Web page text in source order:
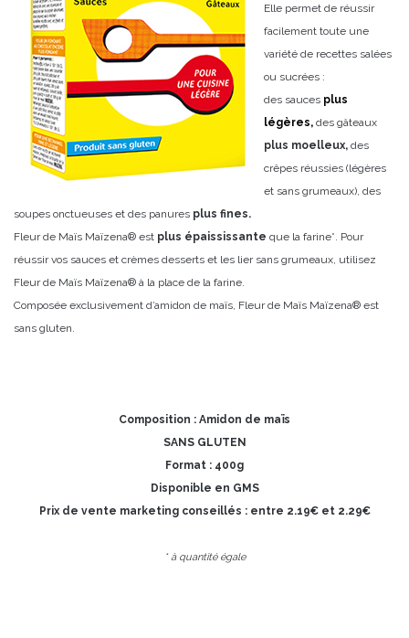
Elle permet de réussir
facilement toute une
variété de recettes salées
ou sucrées :
des sauces plus
légères, des gâteaux
plus moelleux, des
crêpes réussies (légères
et sans grumeaux), des
soupes onctueuses et des panures plus fines.
Fleur de Maïs Maïzena® est plus épaississante que la farine*. Pour
réussir vos sauces et crèmes desserts et les lier sans grumeaux, utilisez
Fleur de Maïs Maïzena® à la place de la farine.
Composée exclusivement d’amidon de maïs, Fleur de Maïs Maïzena® est
sans gluten.
Composition : Amidon de maïs
SANS GLUTEN
Format : 400g
Disponible en GMS
Prix de vente marketing conseillés : entre 2.19€ et 2.29€
* à quantité égale